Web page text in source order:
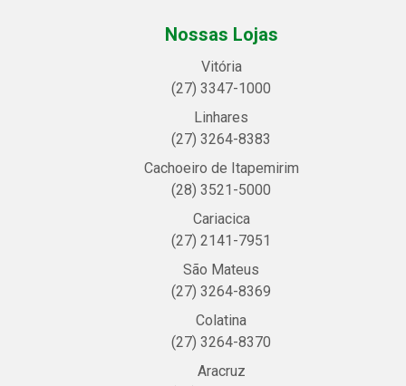
Nossas Lojas
Vitória
(27) 3347-1000
Linhares
(27) 3264-8383
Cachoeiro de Itapemirim
(28) 3521-5000
Cariacica
(27) 2141-7951
São Mateus
(27) 3264-8369
Colatina
(27) 3264-8370
Aracruz